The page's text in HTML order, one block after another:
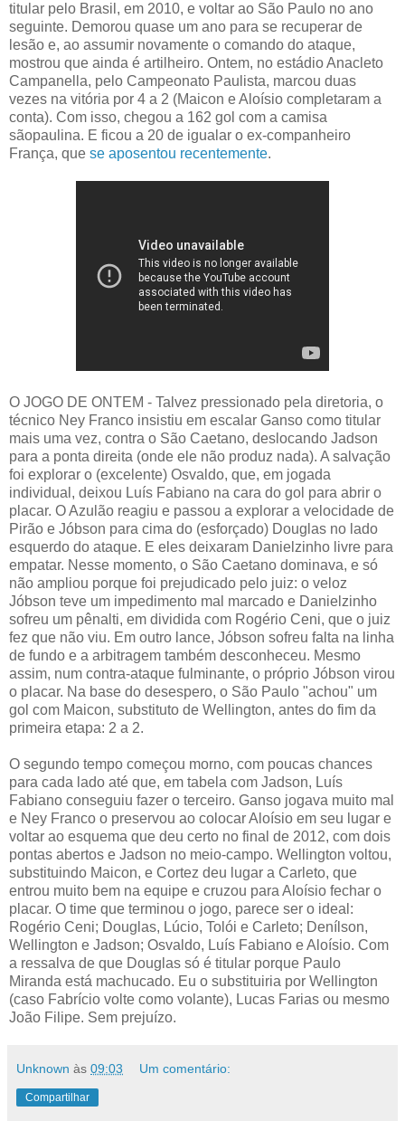
titular pelo Brasil, em 2010, e voltar ao São Paulo no ano
seguinte. Demorou quase um ano para se recuperar de
lesão e, ao assumir novamente o comando do ataque,
mostrou que ainda é artilheiro. Ontem, no estádio Anacleto
Campanella, pelo Campeonato Paulista, marcou duas
vezes na vitória por 4 a 2 (Maicon e Aloísio completaram a
conta). Com isso, chegou a 162 gol com a camisa
sãopaulina. E ficou a 20 de igualar o ex-companheiro
França, que se aposentou recentemente.
O JOGO DE ONTEM - Talvez pressionado pela diretoria, o
técnico Ney Franco insistiu em escalar Ganso como titular
mais uma vez, contra o São Caetano, deslocando Jadson
para a ponta direita (onde ele não produz nada). A salvação
foi explorar o (excelente) Osvaldo, que, em jogada
individual, deixou Luís Fabiano na cara do gol para abrir o
placar. O Azulão reagiu e passou a explorar a velocidade de
Pirão e Jóbson para cima do (esforçado) Douglas no lado
esquerdo do ataque. E eles deixaram Danielzinho livre para
empatar. Nesse momento, o São Caetano dominava, e só
não ampliou porque foi prejudicado pelo juiz: o veloz
Jóbson teve um impedimento mal marcado e Danielzinho
sofreu um pênalti, em dividida com Rogério Ceni, que o juiz
fez que não viu. Em outro lance, Jóbson sofreu falta na linha
de fundo e a arbitragem também desconheceu. Mesmo
assim, num contra-ataque fulminante, o próprio Jóbson virou
o placar. Na base do desespero, o São Paulo "achou" um
gol com Maicon, substituto de Wellington, antes do fim da
primeira etapa: 2 a 2.
O segundo tempo começou morno, com poucas chances
para cada lado até que, em tabela com Jadson, Luís
Fabiano conseguiu fazer o terceiro. Ganso jogava muito mal
e Ney Franco o preservou ao colocar Aloísio em seu lugar e
voltar ao esquema que deu certo no final de 2012, com dois
pontas abertos e Jadson no meio-campo. Wellington voltou,
substituindo Maicon, e Cortez deu lugar a Carleto, que
entrou muito bem na equipe e cruzou para Aloísio fechar o
placar. O time que terminou o jogo, parece ser o ideal:
Rogério Ceni; Douglas, Lúcio, Tolói e Carleto; Denílson,
Wellington e Jadson; Osvaldo, Luís Fabiano e Aloísio. Com
a ressalva de que Douglas só é titular porque Paulo
Miranda está machucado. Eu o substituiria por Wellington
(caso Fabrício volte como volante), Lucas Farias ou mesmo
João Filipe. Sem prejuízo.
Unknown às 09:03 Um comentário:
Compartilhar